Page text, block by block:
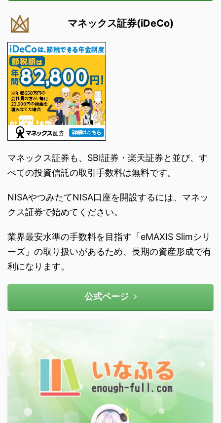
マネックス証券(iDeCo)
マネックス証券も、SBI証券・楽天証券と並び、す
べての投資信託の取引手数料は無料です。
NISAやつみたてNISA口座を開設するには、マネッ
クス証券で始めてください。
業界最安水準の手数料を目指す「eMAXIS Slimシリ
ーズ」の取り扱いがあるため、長期の資産形成で有
利になります。
公式ページ